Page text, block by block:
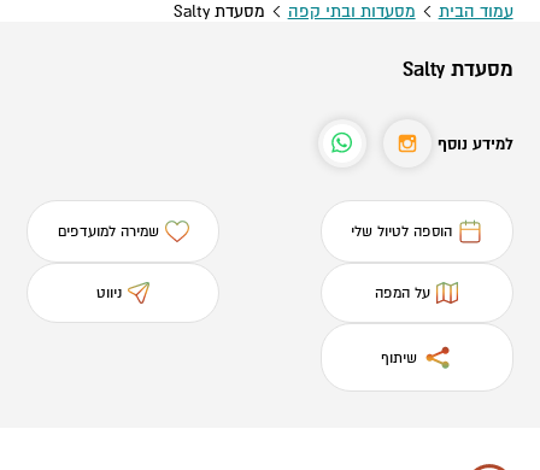
עמוד הבית מסעדות ובתי קפה מסעדת Salty
מסעדת Salty
למידע נוסף
הוספה לטיול שלי שמירה למועדפים
על המפה ניווט
שיתוף